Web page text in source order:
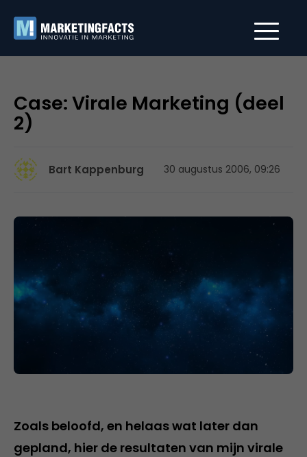
Case: Virale Marketing (deel
2)
Bart Kappenburg 30 augustus 2006, 09:26
Zoals beloofd, en helaas wat later dan
gepland, hier de resultaten van mijn virale